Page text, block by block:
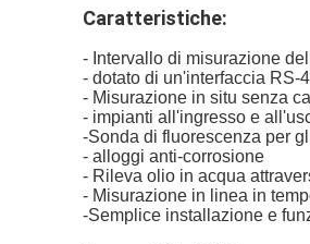
Caratteristiche:
- Intervallo di misurazione
- dotato di un'interfaccia RS-
- Misurazione in situ senza
- impianti all'ingresso e
-Sonda di fluorescenza per
- alloggi anti-corrosione
- Rileva olio in acqua
- Misurazione in linea in
-Semplice installazione e